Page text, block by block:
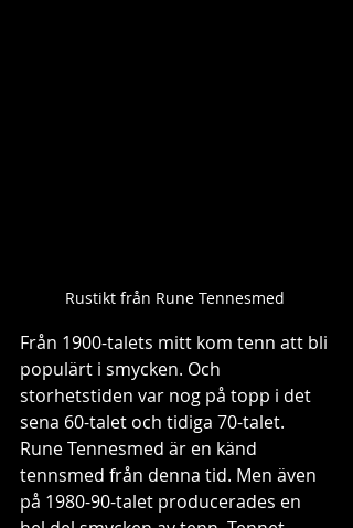
Rustikt från Rune Tennesmed
Från 1900-talets mitt kom tenn att bli
populärt i smycken. Och
storhetstiden var nog på topp i det
sena 60-talet och tidiga 70-talet.
Rune Tennesmed är en känd
tennsmed från denna tid. Men även
på 1980-90-talet producerades en